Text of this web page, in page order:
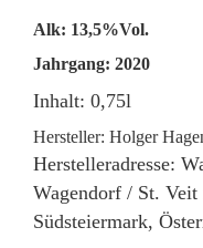
Alk: 13,5%Vol.
Jahrgang: 2020
Inhalt: 0,75l
Hersteller: Holger
Herstelleradresse:
Wagendorf / St. Veit
Südsteiermark,